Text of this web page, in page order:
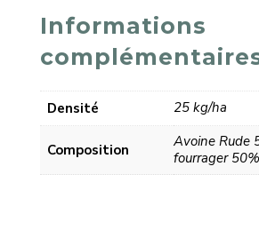
Informations
Densité 25 kg/ha
Composition
Avoine Rude
fourrager 50%